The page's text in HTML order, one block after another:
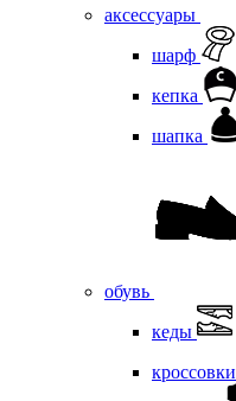
аксессуары
шарф
кепка
шапка
обувь
кеды
кроссовки